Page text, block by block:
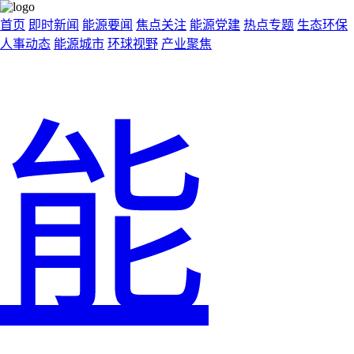
首页 即时新闻 能源要闻 焦点关注 能源党建 热点专题 生态环保
人事动态 能源城市 环球视野 产业聚焦
能